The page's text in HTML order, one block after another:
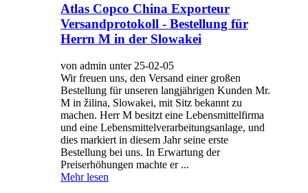
Atlas Copco China Exporteur
Versandprotokoll - Bestellung für
Herrn M in der Slowakei
von admin unter 25-02-05
Wir freuen uns, den Versand einer großen
Bestellung für unseren langjährigen Kunden Mr.
M in žilina, Slowakei, mit Sitz bekannt zu
machen. Herr M besitzt eine Lebensmittelfirma
und eine Lebensmittelverarbeitungsanlage, und
dies markiert in diesem Jahr seine erste
Bestellung bei uns. In Erwartung der
Preiserhöhungen machte er ...
Mehr lesen